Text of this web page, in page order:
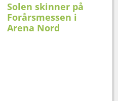
Solen skinner på
Forårsmessen i
Arena Nord